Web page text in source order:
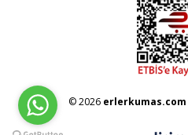
© 2026 erlerkumas.com